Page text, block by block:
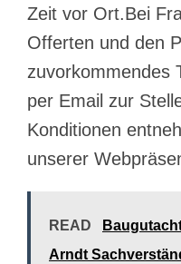
Zeit vor Ort.Bei
Offerten und den
zuvorkommendes
per Email zur
Konditionen
unserer
READ
Arndt